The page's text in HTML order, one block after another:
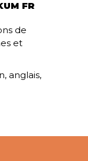
FR
de
et
anglais,